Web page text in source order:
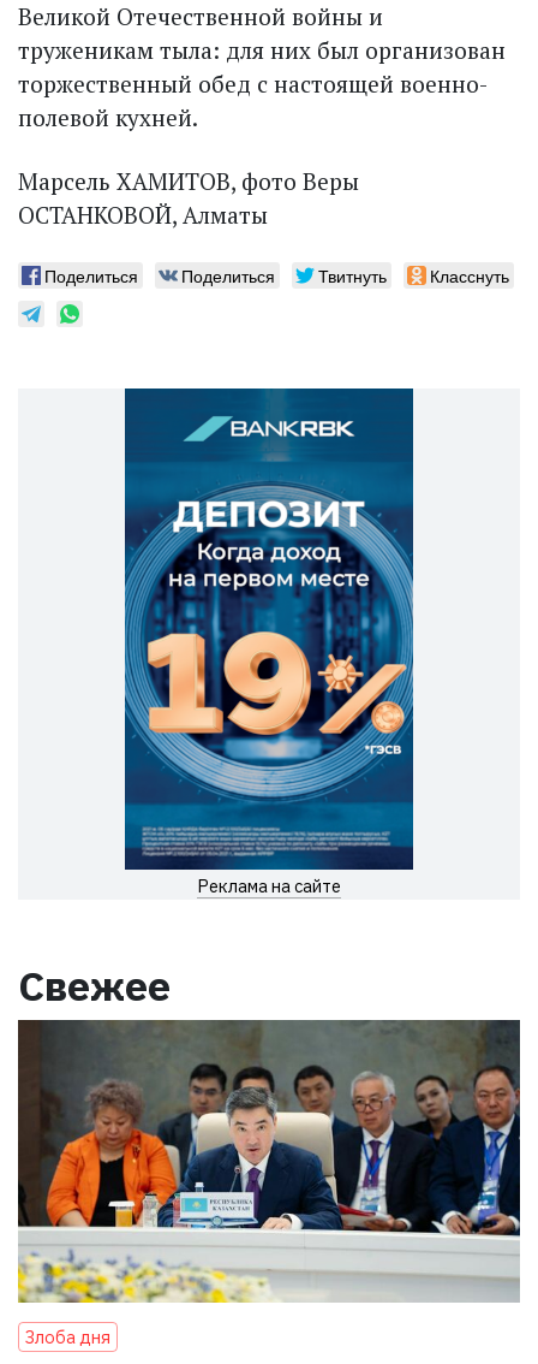
Великой Отечественной войны и
труженикам тыла: для них был организован
торжественный обед с настоящей военно-
полевой кухней.
​Марсель ХАМИТОВ, фото Веры
ОСТАНКОВОЙ, Алматы
Поделиться Поделиться Твитнуть Класснуть
Реклама на сайте
Свежее
Злоба дня